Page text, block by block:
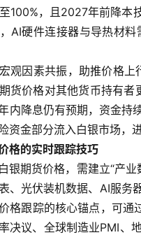
100%，且2027年前降本
AI硬件连接器与导热材
观因素共振，助推价格
货价格对其他货币持有
内降息仍有预期，资金持
资金部分流入白银市场，
格的实时跟踪技巧
银期货价格，需建立“产
、光伏装机数据、AI服务
格跟踪的核心锚点，可通
决议、全球制造业PMI、